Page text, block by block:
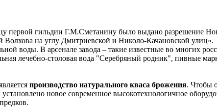
первой гильдии Г.М.Сметанину было выдано разрешение
Волхова на углу Дмитриевской и Николо-Качановской улиц».
воды. В арсенале завода – такие известные во многих
лечебно-столовая вода "Серебряный родник", пивные
производство натурального кваса брожения. Чтобы
новое современное высокотехнологичное